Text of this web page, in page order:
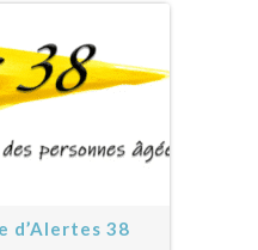
d’Alertes 38